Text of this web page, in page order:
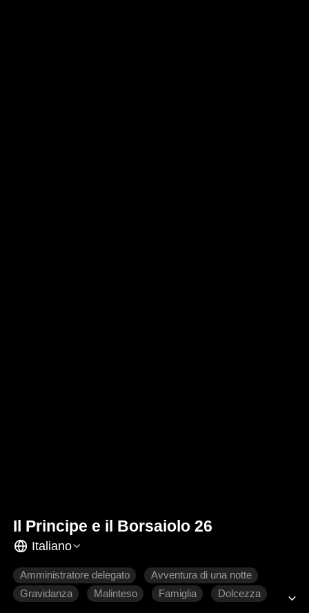
Il Principe e il Borsaiolo 26
Italiano
Amministratore delegato
Avventura di una notte
Gravidanza
Malinteso Famiglia
Dolcezza